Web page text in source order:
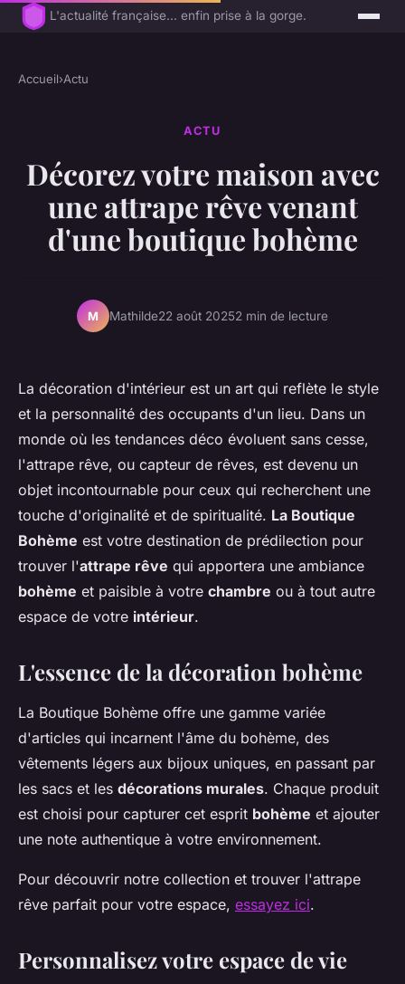
L'actualité française... enfin prise à la gorge.
Accueil›Actu
ACTU
Décorez votre maison avec
une attrape rêve venant
d'une boutique bohème
M Mathilde22 août 20252 min de lecture
La décoration d'intérieur est un art qui reflète le style
et la personnalité des occupants d'un lieu. Dans un
monde où les tendances déco évoluent sans cesse,
l'attrape rêve, ou capteur de rêves, est devenu un
objet incontournable pour ceux qui recherchent une
touche d'originalité et de spiritualité. La Boutique
Bohème est votre destination de prédilection pour
trouver l'attrape rêve qui apportera une ambiance
bohème et paisible à votre chambre ou à tout autre
espace de votre intérieur.
L'essence de la décoration bohème
La Boutique Bohème offre une gamme variée
d'articles qui incarnent l'âme du bohème, des
vêtements légers aux bijoux uniques, en passant par
les sacs et les décorations murales. Chaque produit
est choisi pour capturer cet esprit bohème et ajouter
une note authentique à votre environnement.
Pour découvrir notre collection et trouver l'attrape
rêve parfait pour votre espace, essayez ici.
Personnalisez votre espace de vie